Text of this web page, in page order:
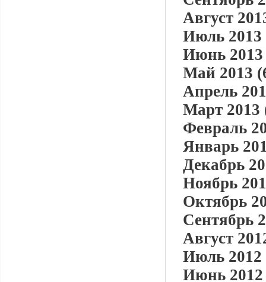
Август
Июль 2013
Июнь 2013
Май 2013
Апрель
Март 2013
Февраль
Январь
Декабрь
Ноябрь
Октябрь
Сентябрь
Август
Июль 2012
Июнь 2012